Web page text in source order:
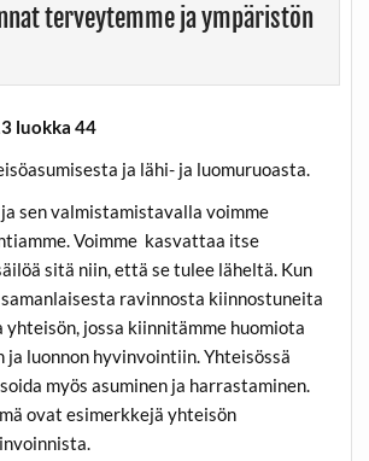
terveytemme ja ympäristön
luokka 44
ja lähi- ja luomuruoasta.
sen valmistamistavalla voimme
Voimme kasvattaa itse
sitä niin, että se tulee läheltä. Kun
ravinnosta kiinnostuneita
yhteisön, jossa kiinnitämme huomiota
ja luonnon hyvinvointiin. Yhteisössä
myös asuminen ja harrastaminen.
ovat esimerkkejä yhteisön